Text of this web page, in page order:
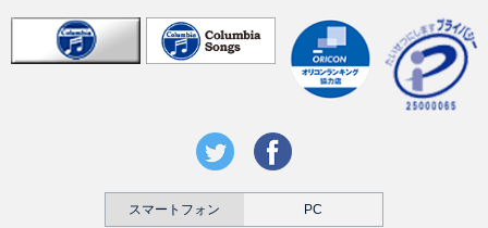
スマートフォン PC